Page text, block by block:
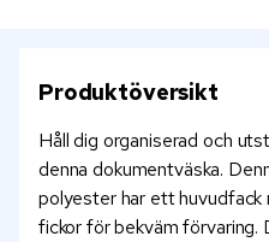
Produktöversikt
Håll dig organiserad och
denna dokumentväska.
polyester har ett huvudfack
fickor för bekväm förvaring.